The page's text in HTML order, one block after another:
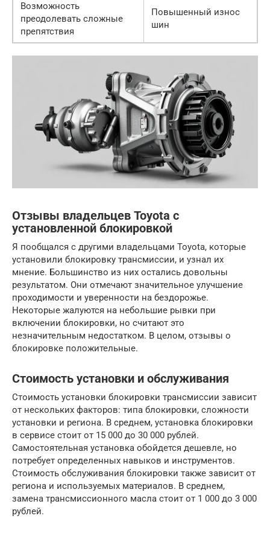
Возможность
преодолевать сложные
препятствия
Повышенный износ
шин
Отзывы владельцев Toyota с
установленной блокировкой
Я пообщался с другими владельцами Toyota, которые
установили блокировку трансмиссии, и узнал их
мнение. Большинство из них остались довольны
результатом. Они отмечают значительное улучшение
проходимости и уверенности на бездорожье.
Некоторые жалуются на небольшие рывки при
включении блокировки, но считают это
незначительным недостатком. В целом, отзывы о
блокировке положительные.
Стоимость установки и обслуживания
Стоимость установки блокировки трансмиссии зависит
от нескольких факторов: типа блокировки, сложности
установки и региона. В среднем, установка блокировки
в сервисе стоит от 15 000 до 30 000 рублей.
Самостоятельная установка обойдется дешевле, но
потребует определенных навыков и инструментов.
Стоимость обслуживания блокировки также зависит от
региона и используемых материалов. В среднем,
замена трансмиссионного масла стоит от 1 000 до 3 000
рублей.